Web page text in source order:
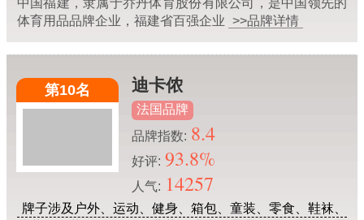
中国福建，隶属于乔丹体育股份有限公司，是中国领先的
体育用品品牌企业，福建省百强企业 >>品牌详情
第10名 迪卡侬
法国品牌
品牌指数: 8.4
好评: 93.8%
人气: 14257
牌子涉及户外、运动、健身、箱包、童装、零食、鞋袜、